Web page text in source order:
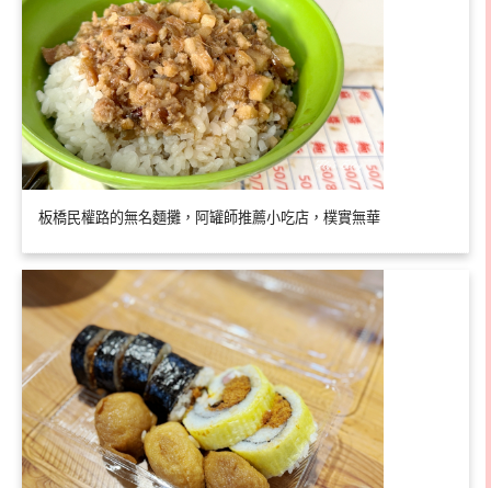
板橋民權路的無名麵攤，阿罐師推薦小吃店，樸實無華